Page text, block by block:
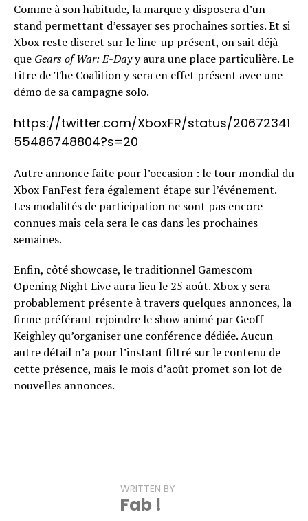
Comme à son habitude, la marque y disposera d’un
stand permettant d’essayer ses prochaines sorties. Et si
Xbox reste discret sur le line-up présent, on sait déjà
que Gears of War: E-Dayy aura une place particulière. Le
titre de The Coalition y sera en effet présent avec une
démo de sa campagne solo.
https://twitter.com/XboxFR/status/20672341
55486748804?s=20
Autre annonce faite pour l’occasion : le tour mondial du
Xbox FanFest fera également étape sur l’événement.
Les modalités de participation ne sont pas encore
connues mais cela sera le cas dans les prochaines
semaines.
Enfin, côté showcase, le traditionnel Gamescom
Opening Night Live aura lieu le 25 août. Xbox y sera
probablement présente à travers quelques annonces, la
firme préférant rejoindre le show animé par Geoff
Keighley qu’organiser une conférence dédiée. Aucun
autre détail n’a pour l’instant filtré sur le contenu de
cette présence, mais le mois d’août promet son lot de
nouvelles annonces.
WRITTEN BY
Fab !